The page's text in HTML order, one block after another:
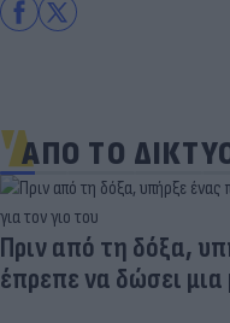
ΑΠΟ ΤΟ
Πριν από τη δόξα,
έπρεπε να δώσει